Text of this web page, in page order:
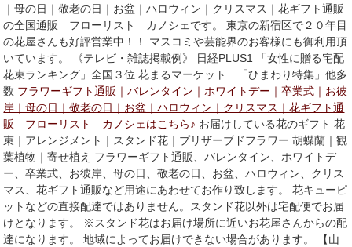
｜母の日｜敬老の日｜お盆｜ハロウィン｜クリスマス｜花ギフト通販
の全国通販 フローリスト カノシェです。 東京の新宿区で２０年目
の花屋さんも好評営業中！！ マスコミや芸能界のお客様にも御利用頂
いています。 《テレビ・雑誌掲載例》 日経PLUS1 「女性に贈る宅配
花束ランキング」全国３位 花まるマーケット 「ひまわり特集」他多
数 フラワーギフト通販｜バレンタイン｜ホワイトデー｜卒業式｜お彼
岸｜母の日｜敬老の日｜お盆｜ハロウィン｜クリスマス｜花ギフト通
販 フローリスト カノシェはこちら♪ お届けしている花のギフト 花
束｜アレンジメント｜スタンド花｜プリザーブドフラワー 胡蝶蘭｜観
葉植物｜寄せ植え フラワーギフト通販、バレンタイン、ホワイトデ
ー、卒業式、お彼岸、母の日、敬老の日、お盆、ハロウィン、クリス
マス、花ギフト通販など用途にあわせてお作り致します。 花キューピ
ットなどの直接配達ではありません。スタンド花以外は宅配便でお届
けとなります。 ※スタンド花はお届け場所に近いお花屋さんからの配
達になります。 地域によってお届けできない場合があります。 【山